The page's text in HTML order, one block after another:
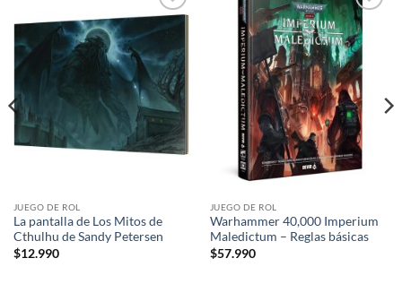
Añadir
a la
lista de
deseos
JUEGO DE ROL
La pantalla de Los Mitos de
Cthulhu de Sandy Petersen
$12.990
Añadir
a la
lista de
deseos
JUEGO DE ROL
Warhammer 40,000 Imperium
Maledictum – Reglas básicas
$57.990